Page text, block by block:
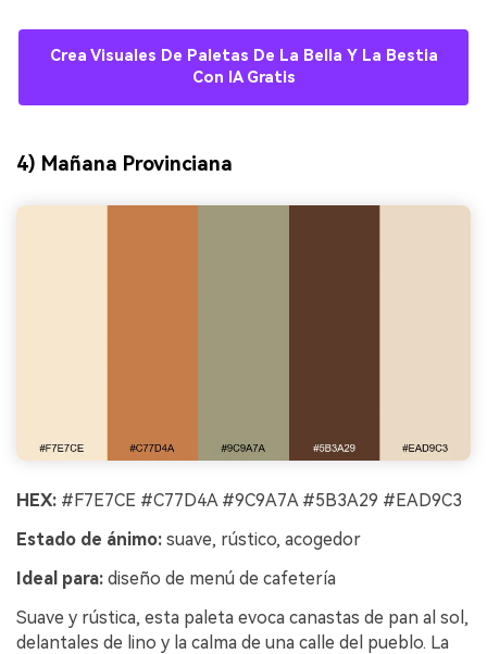
Crea Visuales De Paletas De La Bella Y La Bestia
Con IA Gratis
4) Mañana Provinciana
HEX: #F7E7CE #C77D4A #9C9A7A #5B3A29 #EAD9C3
Estado de ánimo: suave, rústico, acogedor
Ideal para: diseño de menú de cafetería
Suave y rústica, esta paleta evoca canastas de pan al sol,
delantales de lino y la calma de una calle del pueblo. La